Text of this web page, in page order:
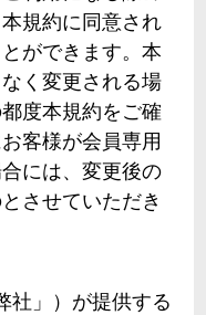
規約に同意され
ができます。本
く変更される場
度本規約をご確
客様が会員専用
には、変更後の
させていただき
社」）が提供する